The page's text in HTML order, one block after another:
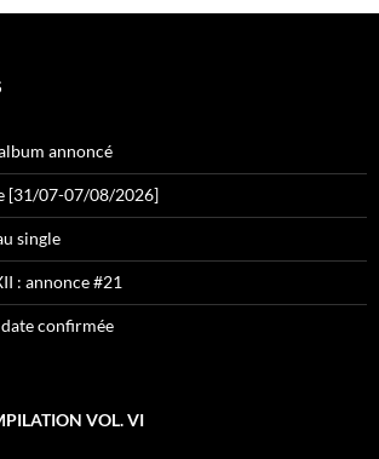
annoncé
[31/07-07/08/2026]
single
: annonce #21
confirmée
VOL. VI